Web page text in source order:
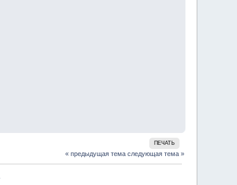
ПЕЧАТЬ
« предыдущая тема следующая тема »